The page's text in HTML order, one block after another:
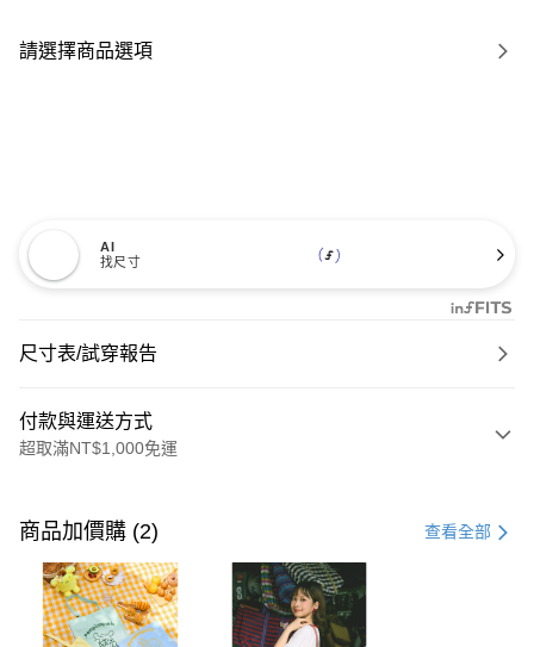
請選擇商品選項
AI
找尺寸
尺寸表/試穿報告
付款與運送方式
超取滿NT$1,000免運
信用卡一次付款
購物金
超商取貨付款
商品加價購 (2) 查看全部